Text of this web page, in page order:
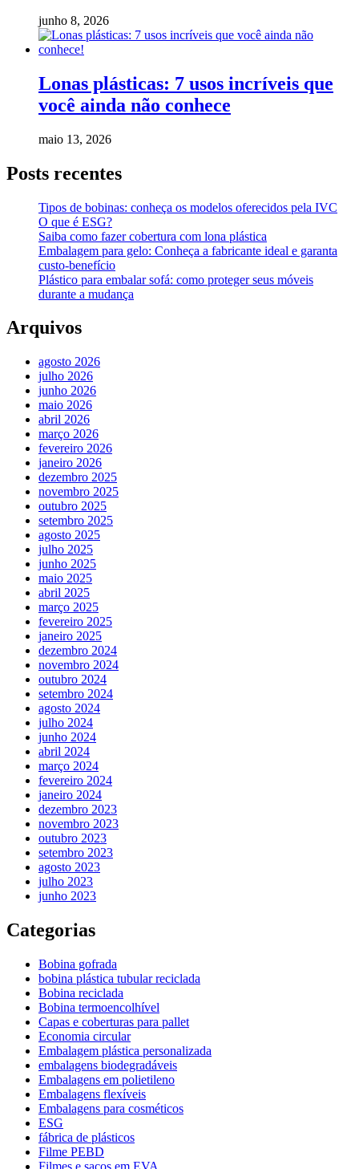
junho 8, 2026
Lonas plásticas: 7 usos incríveis que
você ainda não conhece
maio 13, 2026
Posts recentes
Tipos de bobinas: conheça os modelos oferecidos pela IVC
O que é ESG?
Saiba como fazer cobertura com lona plástica
Embalagem para gelo: Conheça a fabricante ideal e garanta
custo-benefício
Plástico para embalar sofá: como proteger seus móveis
durante a mudança
Arquivos
agosto 2026
julho 2026
junho 2026
maio 2026
abril 2026
março 2026
fevereiro 2026
janeiro 2026
dezembro 2025
novembro 2025
outubro 2025
setembro 2025
agosto 2025
julho 2025
junho 2025
maio 2025
abril 2025
março 2025
fevereiro 2025
janeiro 2025
dezembro 2024
novembro 2024
outubro 2024
setembro 2024
agosto 2024
julho 2024
junho 2024
abril 2024
março 2024
fevereiro 2024
janeiro 2024
dezembro 2023
novembro 2023
outubro 2023
setembro 2023
agosto 2023
julho 2023
junho 2023
Categorias
Bobina gofrada
bobina plástica tubular reciclada
Bobina reciclada
Bobina termoencolhível
Capas e coberturas para pallet
Economia circular
Embalagem plástica personalizada
embalagens biodegradáveis
Embalagens em polietileno
Embalagens flexíveis
Embalagens para cosméticos
ESG
fábrica de plásticos
Filme PEBD